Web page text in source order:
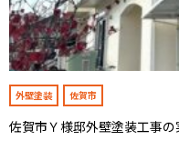
外壁塗装 佐賀市
佐賀市Ｙ様邸外壁塗装工事の